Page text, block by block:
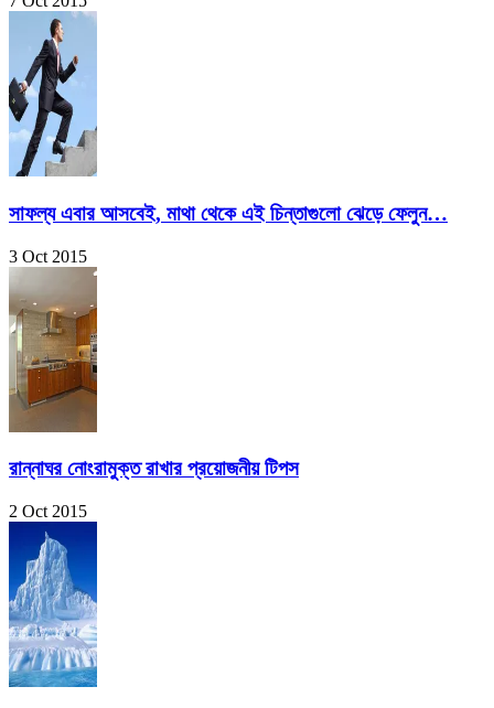
সাফল্য এবার আসবেই, মাথা থেকে এই চিন্তাগুলো ঝেড়ে ফেলুন…
3 Oct 2015
রান্নাঘর নোংরামুক্ত রাখার প্রয়োজনীয় টিপস
2 Oct 2015